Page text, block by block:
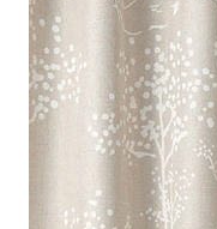
エ
イ
ン
テ
リ
ア
プ
ロ